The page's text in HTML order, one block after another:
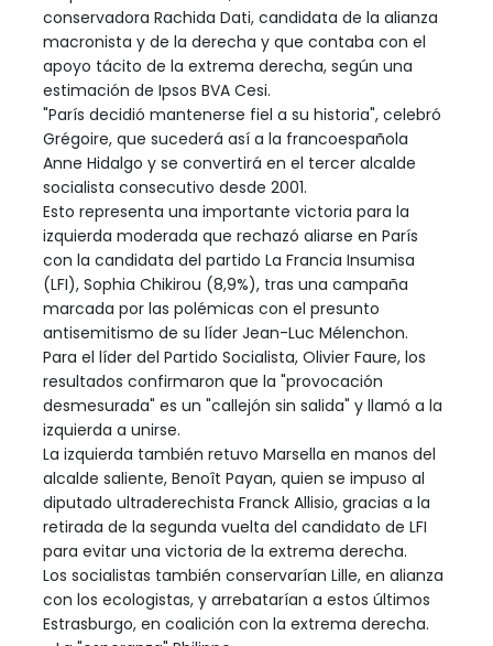
conservadora Rachida Dati, candidata de la alianza
macronista y de la derecha y que contaba con el
apoyo tácito de la extrema derecha, según una
estimación de Ipsos BVA Cesi.
"París decidió mantenerse fiel a su historia", celebró
Grégoire, que sucederá así a la francoespañola
Anne Hidalgo y se convertirá en el tercer alcalde
socialista consecutivo desde 2001.
Esto representa una importante victoria para la
izquierda moderada que rechazó aliarse en París
con la candidata del partido La Francia Insumisa
(LFI), Sophia Chikirou (8,9%), tras una campaña
marcada por las polémicas con el presunto
antisemitismo de su líder Jean-Luc Mélenchon.
Para el líder del Partido Socialista, Olivier Faure, los
resultados confirmaron que la "provocación
desmesurada" es un "callejón sin salida" y llamó a la
izquierda a unirse.
La izquierda también retuvo Marsella en manos del
alcalde saliente, Benoît Payan, quien se impuso al
diputado ultraderechista Franck Allisio, gracias a la
retirada de la segunda vuelta del candidato de LFI
para evitar una victoria de la extrema derecha.
Los socialistas también conservarían Lille, en alianza
con los ecologistas, y arrebatarían a estos últimos
Estrasburgo, en coalición con la extrema derecha.